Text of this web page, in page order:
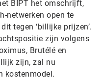
BIPT het omschrijft,
netwerken open te
tegen ‘billijke prijzen’.
zijn volgens
Brutélé en
zijn, zal nu
kostenmodel.